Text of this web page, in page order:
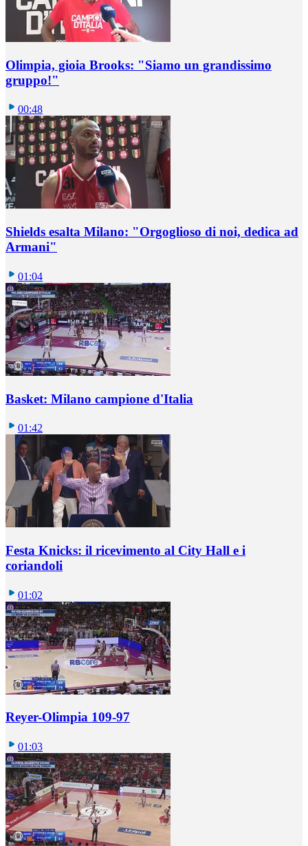
Olimpia, gioia Brooks: "Siamo un grandissimo
gruppo!"
00:48
Shields esalta Milano: "Orgoglioso di noi, dedica ad
Armani"
01:04
Basket: Milano campione d'Italia
01:42
Festa Knicks: il ricevimento al City Hall e i
coriandoli
01:02
Reyer-Olimpia 109-97
01:03